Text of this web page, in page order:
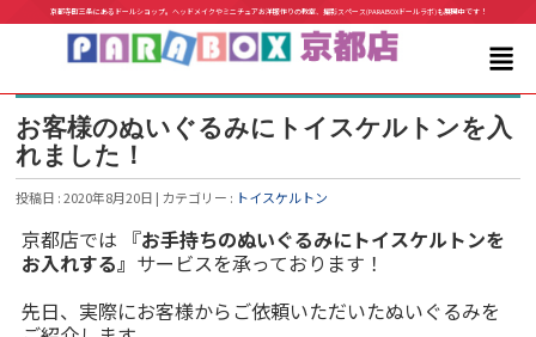
京都寺町三条にあるドールショップ。ヘッドメイクやミニチュアお洋服作りの教室、撮影スペース(PARABOXドールラボ)も展開中です！
お客様のぬいぐるみにトイスケルトンを入
れました！
投稿日 : 2020年8月20日 | カテゴリー : トイスケルトン
京都店では 『お手持ちのぬいぐるみにトイスケルトンを
お入れする』 サービスを承っております！
先日、実際にお客様からご依頼いただいたぬいぐるみを